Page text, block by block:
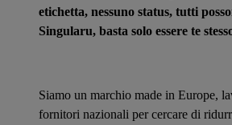
etichetta, nessuno status, tutti
Singularu, basta solo essere te
Siamo un marchio made in Europe,
fornitori nazionali per cercare di